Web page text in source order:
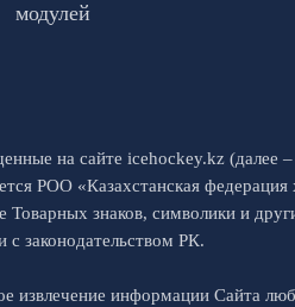
модулей
на сайте icehockey.kz (далее
РОО «Казахстанская
Товарных знаков, символики и
законодательством РК.
извлечение информации Сайта